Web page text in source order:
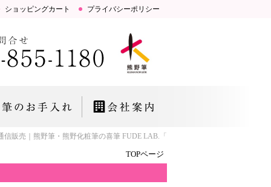
ショッピングカート プライバシーポリシー
｜熊野筆・熊野化粧筆の喜筆 FUDE LAB.「お肌とこころにいい筆」研究所
TOPページ